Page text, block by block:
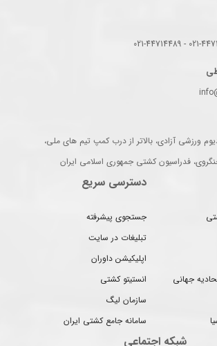
ورزشی آزادی، بالاتر از درب کمپ تیم های ملی،
فدراسیون کشتی جمهوری اسلامی ایران
جهانی
دسترسی سریع
جستجوی پیشرفته
تبلیغات در سایت
اپلیکیشن داوران
انستیتو کشتی
سازمان لیگ
سامانه جامع کشتی ایران
شبکه اجتماعی